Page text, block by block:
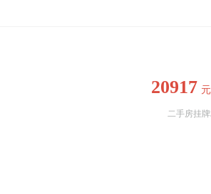
20917
二手房挂